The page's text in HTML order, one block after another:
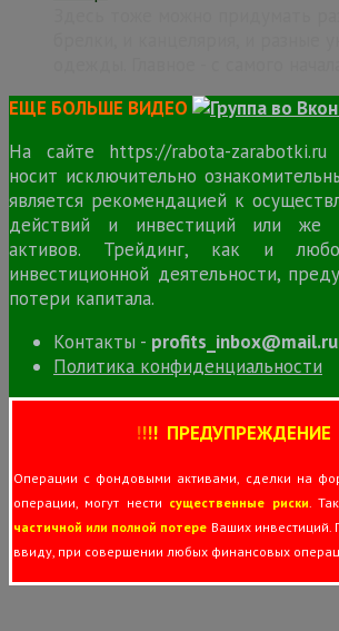
ЕЩЕ БОЛЬШЕ ВИДЕО
На сайте https://rabota-zarabotki.ru
носит исключительно
является рекомендацией к
действий и инвестиций или же
активов. Трейдинг, как и
инвестиционной деятельности,
потери капитала.
Контакты - profits_inbox@mail.ru
Политика конфиденциальности
!!!! ПРЕДУПРЕЖДЕНИЕ
Операции с фондовыми активами, сделки на
операции, могут нести существенные риски .
частичной или полной потере Ваших инвестиций.
ввиду, при совершении любых финансовых